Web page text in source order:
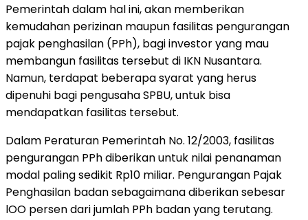
Pemerintah dalam hal ini, akan memberikan
kemudahan perizinan maupun fasilitas pengurangan
pajak penghasilan (PPh), bagi investor yang mau
membangun fasilitas tersebut di IKN Nusantara.
Namun, terdapat beberapa syarat yang herus
dipenuhi bagi pengusaha SPBU, untuk bisa
mendapatkan fasilitas tersebut.
Dalam Peraturan Pemerintah No. 12/2003, fasilitas
pengurangan PPh diberikan untuk nilai penanaman
modal paling sedikit Rp10 miliar. Pengurangan Pajak
Penghasilan badan sebagaimana diberikan sebesar
lOO persen dari jumlah PPh badan yang terutang.